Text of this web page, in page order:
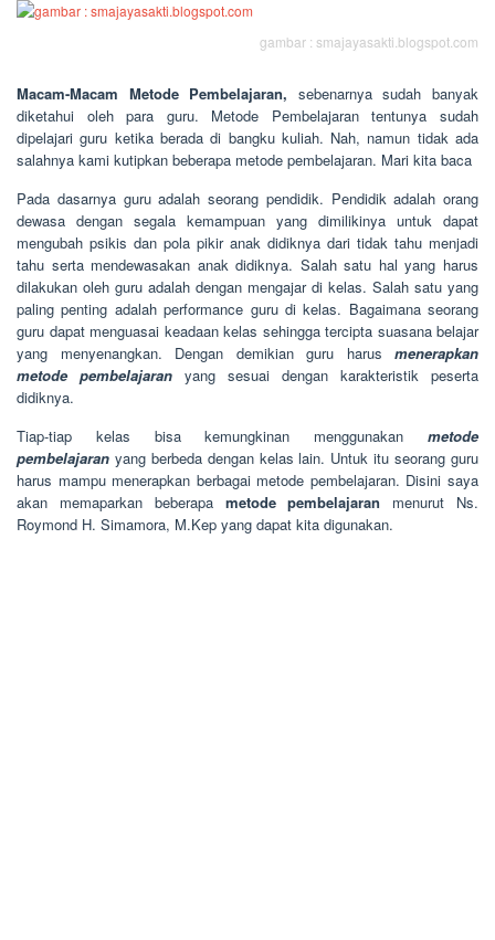
gambar : smajayasakti.blogspot.com
Macam-Macam Metode Pembelajaran, sebenarnya sudah banyak
diketahui oleh para guru. Metode Pembelajaran tentunya sudah
dipelajari guru ketika berada di bangku kuliah. Nah, namun tidak ada
salahnya kami kutipkan beberapa metode pembelajaran. Mari kita baca
Pada dasarnya guru adalah seorang pendidik. Pendidik adalah orang
dewasa dengan segala kemampuan yang dimilikinya untuk dapat
mengubah psikis dan pola pikir anak didiknya dari tidak tahu menjadi
tahu serta mendewasakan anak didiknya. Salah satu hal yang harus
dilakukan oleh guru adalah dengan mengajar di kelas. Salah satu yang
paling penting adalah performance guru di kelas. Bagaimana seorang
guru dapat menguasai keadaan kelas sehingga tercipta suasana belajar
yang menyenangkan. Dengan demikian guru harus menerapkan
metode pembelajaran yang sesuai dengan karakteristik peserta
didiknya.
Tiap-tiap kelas bisa kemungkinan menggunakan metode
pembelajaran yang berbeda dengan kelas lain. Untuk itu seorang guru
harus mampu menerapkan berbagai metode pembelajaran. Disini saya
akan memaparkan beberapa metode pembelajaran menurut Ns.
Roymond H. Simamora, M.Kep yang dapat kita digunakan.